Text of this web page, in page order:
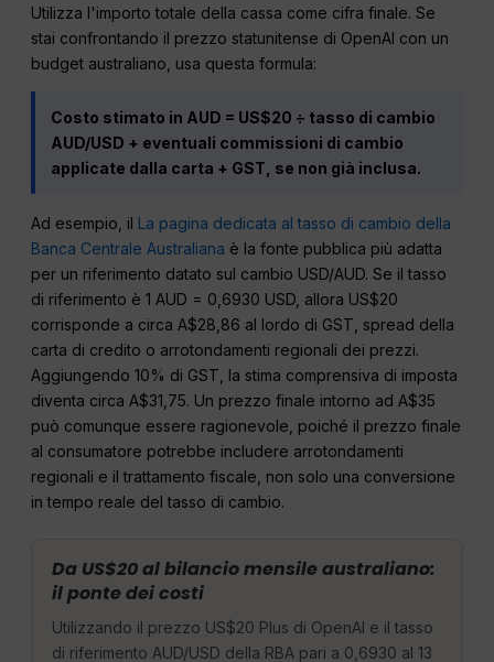
Utilizza l'importo totale della cassa come cifra finale. Se
stai confrontando il prezzo statunitense di OpenAI con un
budget australiano, usa questa formula:
Costo stimato in AUD = US$20 ÷ tasso di cambio
AUD/USD + eventuali commissioni di cambio
applicate dalla carta + GST, se non già inclusa.
Ad esempio, il La pagina dedicata al tasso di cambio della
Banca Centrale Australiana è la fonte pubblica più adatta
per un riferimento datato sul cambio USD/AUD. Se il tasso
di riferimento è 1 AUD = 0,6930 USD, allora US$20
corrisponde a circa A$28,86 al lordo di GST, spread della
carta di credito o arrotondamenti regionali dei prezzi.
Aggiungendo 10% di GST, la stima comprensiva di imposta
diventa circa A$31,75. Un prezzo finale intorno ad A$35
può comunque essere ragionevole, poiché il prezzo finale
al consumatore potrebbe includere arrotondamenti
regionali e il trattamento fiscale, non solo una conversione
in tempo reale del tasso di cambio.
Da US$20 al bilancio mensile australiano:
il ponte dei costi
Utilizzando il prezzo US$20 Plus di OpenAI e il tasso
di riferimento AUD/USD della RBA pari a 0,6930 al 13